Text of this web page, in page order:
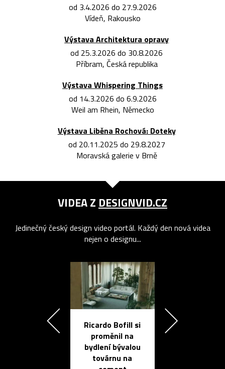
od 3.4.2026 do 27.9.2026
Vídeň, Rakousko
Výstava Architektura opravy
od 25.3.2026 do 30.8.2026
Příbram, Česká republika
Výstava Whispering Things
od 14.3.2026 do 6.9.2026
Weil am Rhein, Německo
Výstava Liběna Rochová: Doteky
od 20.11.2025 do 29.8.2027
Moravská galerie v Brně
VIDEA Z DESIGNVID.CZ
Jedinečný český design video portál. Každý den nová videa
nejen o designu...
Ricardo Bofill si
proměnil na
bydlení bývalou
továrnu na